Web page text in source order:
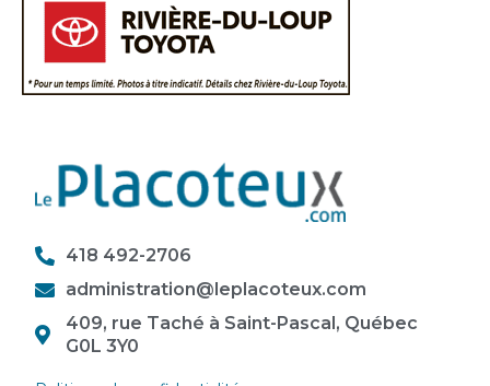
418 492-2706
administration@leplacoteux.com
409, rue Taché à Saint-Pascal, Québec
G0L 3Y0